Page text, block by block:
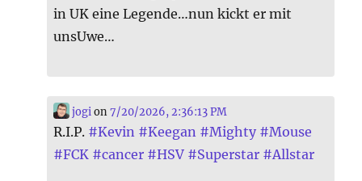
in UK eine Legende…nun kickt er mit
unsUwe…
jogi on7/20/2026, 2:36:13 PM
R.I.P. #Kevin #Keegan #Mighty #Mouse
#FCK #cancer #HSV #Superstar #Allstar